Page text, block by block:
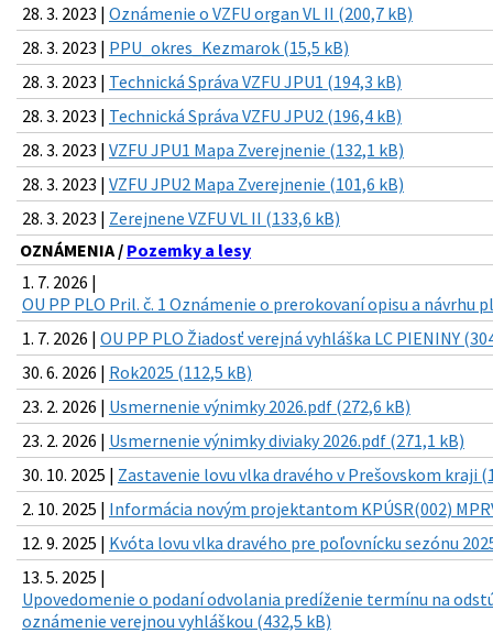
28. 3. 2023 | Oznámenie o VZFU organ VL II (200,7 kB)
28. 3. 2023 | PPU_okres_Kezmarok (15,5 kB)
28. 3. 2023 | Technická Správa VZFU JPU1 (194,3 kB)
28. 3. 2023 | Technická Správa VZFU JPU2 (196,4 kB)
28. 3. 2023 | VZFU JPU1 Mapa Zverejnenie (132,1 kB)
28. 3. 2023 | VZFU JPU2 Mapa Zverejnenie (101,6 kB)
28. 3. 2023 | Zerejnene VZFU VL II (133,6 kB)
OZNÁMENIA / Pozemky a lesy
1. 7. 2026 |
OU PP PLO Pril. č. 1 Oznámenie o prerokovaní opisu a návrhu
1. 7. 2026 | OU PP PLO Žiadosť verejná vyhláška LC PIENINY
30. 6. 2026 | Rok2025 (112,5 kB)
23. 2. 2026 | Usmernenie výnimky 2026.pdf (272,6 kB)
23. 2. 2026 | Usmernenie výnimky diviaky 2026.pdf (271,1 kB)
30. 10. 2025 | Zastavenie lovu vlka dravého v Prešovskom kraji
2. 10. 2025 | Informácia novým projektantom KPÚSR(002)
12. 9. 2025 | Kvóta lovu vlka dravého pre poľovnícku sezónu
13. 5. 2025 |
Upovedomenie o podaní odvolania predíženie termínu na
oznámenie verejnou vyhláškou (432,5 kB)